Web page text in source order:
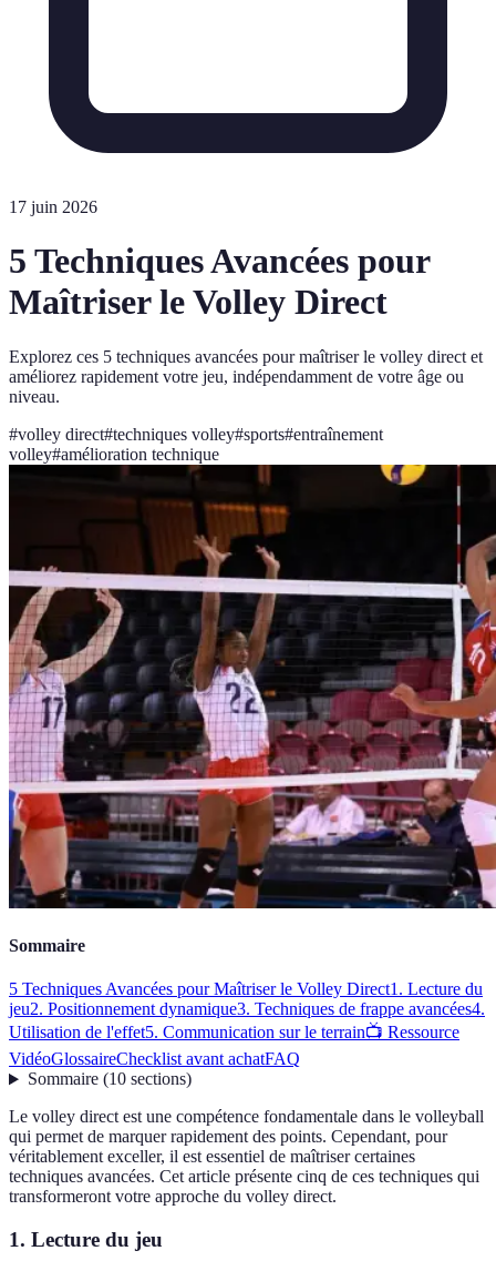
17 juin 2026
5 Techniques Avancées pour
Maîtriser le Volley Direct
Explorez ces 5 techniques avancées pour maîtriser le volley direct et
améliorez rapidement votre jeu, indépendamment de votre âge ou
niveau.
#volley direct#techniques volley#sports#entraînement
volley#amélioration technique
Sommaire
5 Techniques Avancées pour Maîtriser le Volley Direct1. Lecture du
jeu2. Positionnement dynamique3. Techniques de frappe avancées4.
Utilisation de l'effet5. Communication sur le terrain📺 Ressource
VidéoGlossaireChecklist avant achatFAQ
Sommaire(10 sections)
Le volley direct est une compétence fondamentale dans le volleyball
qui permet de marquer rapidement des points. Cependant, pour
véritablement exceller, il est essentiel de maîtriser certaines
techniques avancées. Cet article présente cinq de ces techniques qui
transformeront votre approche du volley direct.
1. Lecture du jeu